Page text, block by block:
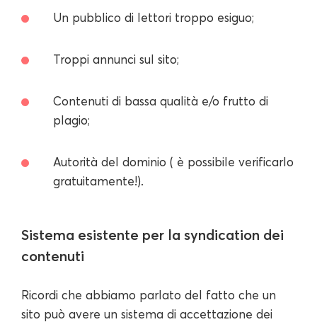
Un pubblico di lettori troppo esiguo;
Troppi annunci sul sito;
Contenuti di bassa qualità e/o frutto di
plagio;
Autorità del dominio ( è possibile verificarlo
gratuitamente!).
Sistema esistente per la syndication dei
contenuti
Ricordi che abbiamo parlato del fatto che un
sito può avere un sistema di accettazione dei